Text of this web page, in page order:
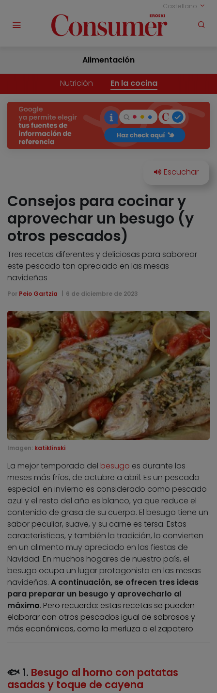
Castellano
Alimentación
Nutrición En la cocina
Consejos para cocinar y
aprovechar un besugo (y
otros pescados)
Tres recetas diferentes y deliciosas para saborear
este pescado tan apreciado en las mesas
navideñas
Por Peio Gartzia 6 de diciembre de 2023
Imagen: katiklinski
La mejor temporada del besugo es durante los
meses más fríos, de octubre a abril. Es un pescado
especial: en invierno es considerado como pescado
azul y el resto del año es blanco, ya que reduce el
contenido de grasa de su cuerpo. El besugo tiene un
sabor peculiar, suave, y su carne es tersa. Estas
características, y también la tradición, lo convierten
en un alimento muy apreciado en las fiestas de
Navidad. En muchos hogares de nuestro país, el
besugo ocupa un lugar protagonista en las mesas
navideñas. A continuación, se ofrecen tres ideas
para preparar un besugo y aprovecharlo al
máximo. Pero recuerda: estas recetas se pueden
elaborar con otros pescados igual de sabrosos y
más económicos, como la merluza o el zapatero
🐟 1. Besugo al horno con patatas
asadas y toque de cayena